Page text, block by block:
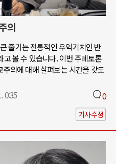
의
줄기는 전통적인 우익기치인 반
볼 수 있습니다. 이번 주례토론
의에 대해 살펴보는 시간을 갖도
0:35 0
기사수정